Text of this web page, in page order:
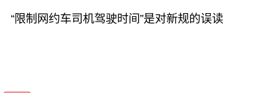
“限制网约车司机驾驶时间”是对新规的误读